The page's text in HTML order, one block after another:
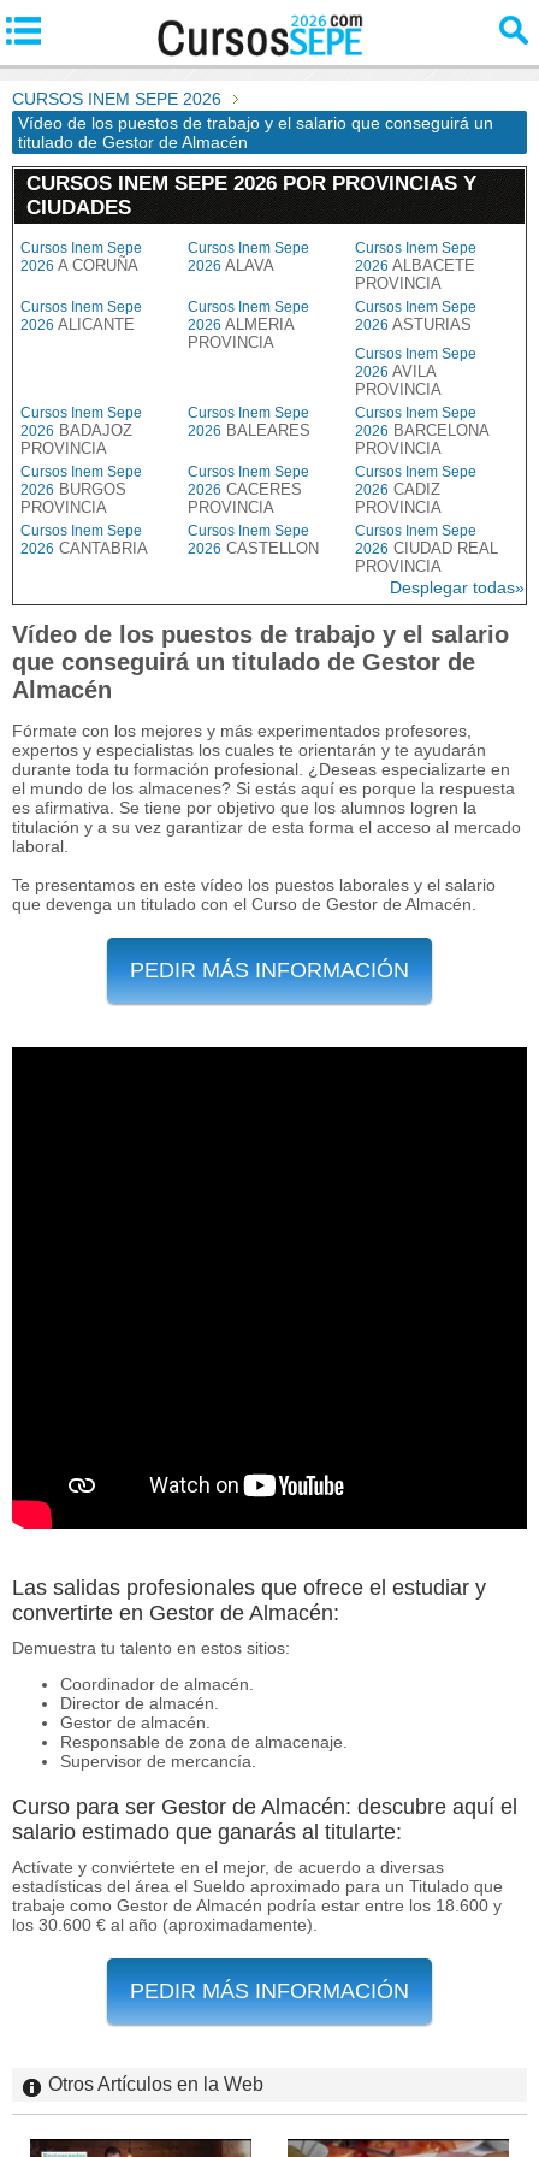
CURSOS INEM SEPE 2026
Vídeo de los puestos de trabajo y el salario que conseguirá un
titulado de Gestor de Almacén
CURSOS INEM SEPE 2026 POR PROVINCIAS Y
CIUDADES
Cursos Inem Sepe
2026 A CORUÑA
Cursos Inem Sepe
2026 ALAVA
Cursos Inem Sepe
2026 ALBACETE
PROVINCIA
Cursos Inem Sepe
2026 ALICANTE
Cursos Inem Sepe
2026 ALMERIA
PROVINCIA
Cursos Inem Sepe
2026 ASTURIAS
Cursos Inem Sepe
2026 AVILA
PROVINCIA
Cursos Inem Sepe
2026 BADAJOZ
PROVINCIA
Cursos Inem Sepe
2026 BALEARES
Cursos Inem Sepe
2026 BARCELONA
PROVINCIA
Cursos Inem Sepe
2026 BURGOS
PROVINCIA
Cursos Inem Sepe
2026 CACERES
PROVINCIA
Cursos Inem Sepe
2026 CADIZ
PROVINCIA
Cursos Inem Sepe
2026 CANTABRIA
Cursos Inem Sepe
2026 CASTELLON
Cursos Inem Sepe
2026 CIUDAD REAL
PROVINCIA
Desplegar todas»
Vídeo de los puestos de trabajo y el salario
que conseguirá un titulado de Gestor de
Almacén
Fórmate con los mejores y más experimentados profesores,
expertos y especialistas los cuales te orientarán y te ayudarán
durante toda tu formación profesional. ¿Deseas especializarte en
el mundo de los almacenes? Si estás aquí es porque la respuesta
es afirmativa. Se tiene por objetivo que los alumnos logren la
titulación y a su vez garantizar de esta forma el acceso al mercado
laboral.
Te presentamos en este vídeo los puestos laborales y el salario
que devenga un titulado con el Curso de Gestor de Almacén.
PEDIR MÁS INFORMACIÓN
Las salidas profesionales que ofrece el estudiar y
convertirte en Gestor de Almacén:
Demuestra tu talento en estos sitios:
Coordinador de almacén.
Director de almacén.
Gestor de almacén.
Responsable de zona de almacenaje.
Supervisor de mercancía.
Curso para ser Gestor de Almacén: descubre aquí el
salario estimado que ganarás al titularte:
Actívate y conviértete en el mejor, de acuerdo a diversas
estadísticas del área el Sueldo aproximado para un Titulado que
trabaje como Gestor de Almacén podría estar entre los 18.600 y
los 30.600 € al año (aproximadamente).
PEDIR MÁS INFORMACIÓN
Otros Artículos en la Web